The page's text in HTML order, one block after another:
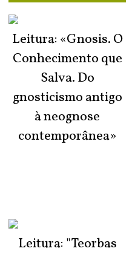
Leitura: «Gnosis. O
Conhecimento que
Salva. Do
gnosticismo antigo
à neognose
contemporânea»
Leitura: "Teorbas